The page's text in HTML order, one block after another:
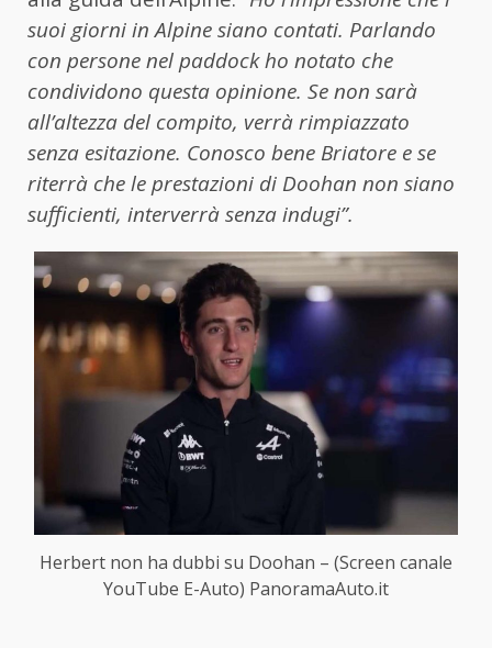
suoi giorni in Alpine siano contati. Parlando
con persone nel paddock ho notato che
condividono questa opinione. Se non sarà
all’altezza del compito, verrà rimpiazzato
senza esitazione. Conosco bene Briatore e se
riterrà che le prestazioni di Doohan non siano
sufficienti, interverrà senza indugi”.
Herbert non ha dubbi su Doohan – (Screen canale
YouTube E-Auto) PanoramaAuto.it